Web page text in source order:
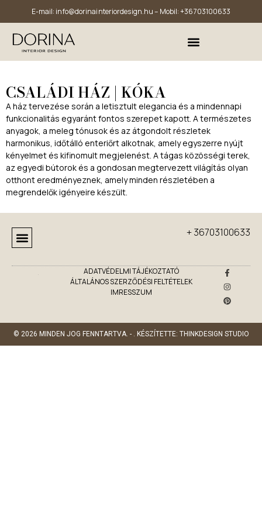
E-mail: info@dorinainteriordesign.hu– Mobil:+36703100633
CSALÁDI HÁZ | KÓKA
A ház tervezése során a letisztult elegancia és a mindennapi
funkcionalitás egyaránt fontos szerepet kapott. A természetes
anyagok, a meleg tónusok és az átgondolt részletek
harmonikus, időtálló enteriőrt alkotnak, amely egyszerre nyújt
kényelmet és kifinomult megjelenést. A tágas közösségi terek,
az egyedi bútorok és a gondosan megtervezett világítás olyan
otthont eredményeznek, amely minden részletében a
megrendelők igényeire készült.
+ 36703100633
ADATVÉDELMI TÁJÉKOZTATÓ
ÁLTALÁNOS SZERZŐDÉSI FELTÉTELEK
IMRESSZUM
© 2026 MINDEN JOG FENNTARTVA. - . KÉSZÍTETTE: THINKDESIGN STUDIO